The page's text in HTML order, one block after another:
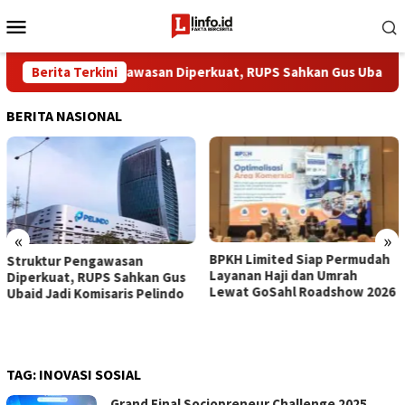
ke
Mobile
Berita Terkini
​Struktur Pengawasan Diperkuat, RUPS Sahkan Gus Ubaid Jadi
BERITA NASIONAL
« »
​Struktur Pengawasan
Diperkuat, RUPS Sahkan Gus
Ubaid Jadi Komisaris Pelindo
BPKH Limited Siap Permudah
Layanan Haji dan Umrah
Lewat GoSahl Roadshow 2026
TAG: INOVASI SOSIAL